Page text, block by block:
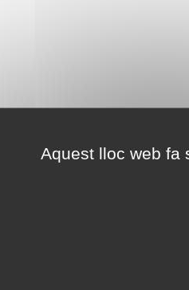
Aquest lloc web fa